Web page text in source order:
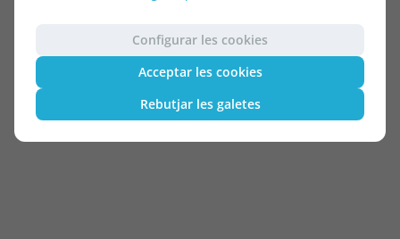
Configurar les cookies
Acceptar les cookies
Rebutjar les galetes